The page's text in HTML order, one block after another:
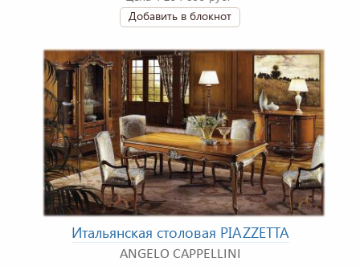
Добавить в блокнот
Итальянская столовая PIAZZETTA
ANGELO CAPPELLINI